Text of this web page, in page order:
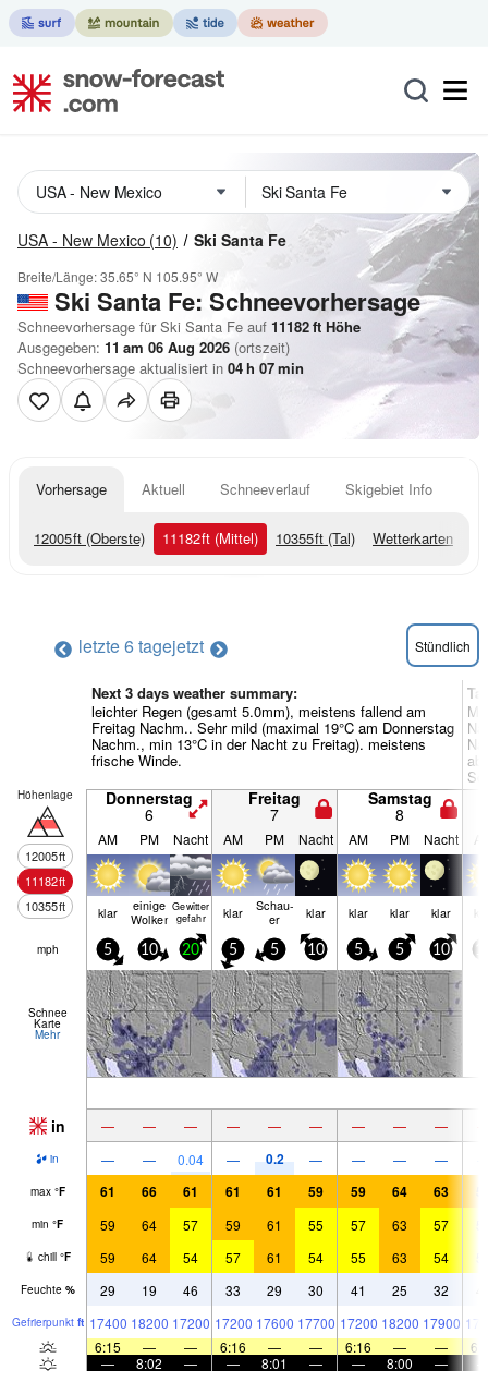
USA - New Mexico (10) Ski Santa Fe
Breite/Länge:35.65° N 105.95° W
Ski Santa Fe: Schneevorhersage
Schneevorhersage für Ski Santa Fe auf 11182ft Höhe
Ausgegeben: 11 am 06 Aug 2026 (ortszeit)
Schneevorhersage aktualisiert in 04h 07min
Vorhersage Aktuell Schneeverlauf Skigebiet Info
12005ft (Oberste) 11182ft (Mittel) 10355ft (Tal) Wetterkarten
letzte 6 tagejetzt Stündlich
Next 3 days weather summary:
leichter Regen (gesamt 5.0mm), meistens fallend am
Freitag Nachm.. Sehr mild (maximal 19°C am Donnerstag
Nachm., min 13°C in der Nacht zu Freitag). meistens
frische Winde.
Höhenlage
12005ft
11182ft
10355ft
Donnerstag
6
Freitag
7
Samstag
8
AM PM Nacht AM PM Nacht AM PM Nacht
klar einige
Wolken
Gewitter
gefahr
klar Schau­
er klar klar klar klar
mph 5 10 20 5 5 10 5 5 10
Schnee
Karte
Mehr
in — — — — — — — — —
in — — 0.04 — 0.2 — — — —
max °F 61 66 61 61 61 59 59 64 63
min °F 59 64 57 59 61 55 57 63 57
chill °F 59 64 54 57 61 54 55 63 54
Feuchte % 29 19 46 33 29 30 41 25 32
Gefrier­punkt ft 17400 18200 17200 17200 17600 17700 17200 18200 17900
6:15
— — 6:16 — — 6:16 — —
—
8:02 — — 8:01 — — 8:00 —